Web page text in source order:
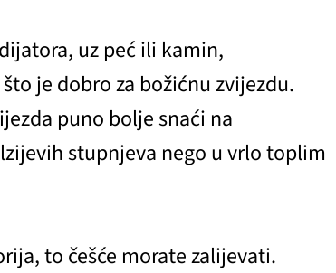
uz peć ili kamin,
je dobro za božićnu zvijezdu.
puno bolje snaći na
stupnjeva nego u vrlo toplim
to češće morate zalijevati.